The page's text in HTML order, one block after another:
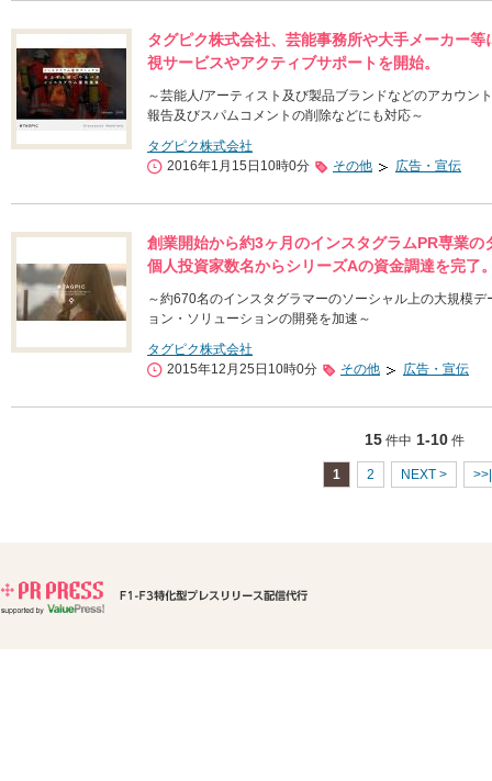
タグピク株式会社、芸能事務所や大手メーカー
視サービスやアクティブサポートを開始。
～芸能人/アーティスト及び製品ブランドなどのアカウン
報告及びスパムコメントの削除などにも対応～
タグピク株式会社
2016年1月15日10時0分
その他 広告・宣伝
創業開始から約3ヶ月のインスタグラムPR専業
個人投資家数名からシリーズAの資金調達を完了
～約670名のインスタグラマーのソーシャル上の大規模
ョン・ソリューションの開発を加速～
タグピク株式会社
2015年12月25日10時0分
その他 広告・宣伝
15件中 1-10件
1 2 NEXT > >>|